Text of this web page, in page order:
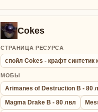
Cokes
СТРАНИЦА РЕСУРСА
спойл Cokes - крафт синтетик
МОБЫ
Arimanes of Destruction B - 80
Magma Drake B - 80 лвл